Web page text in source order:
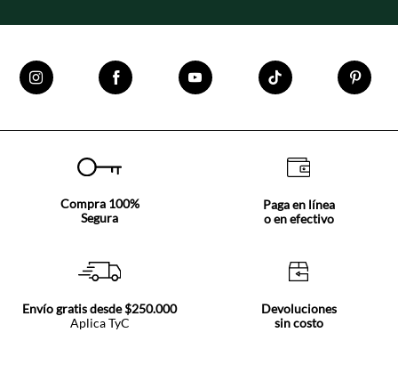
Compra 100%
Segura
Paga en línea
o en efectivo
Envío gratis desde $250.000
Aplica TyC
Devoluciones
sin costo